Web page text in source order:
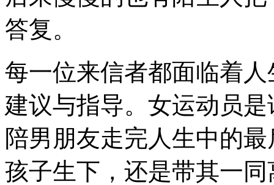
答复。
每一位来信者都面临着
建议与指导。女运动员
陪男朋友走完人生中的
孩子生下，还是带其一